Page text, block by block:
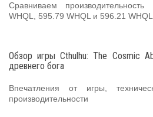
Сравниваем
WHQL, 595.79 WHQL и 596.21 WHQL
Обзор игры Cthulhu: The Cosmic
древнего бога
Впечатления от игры,
производительности